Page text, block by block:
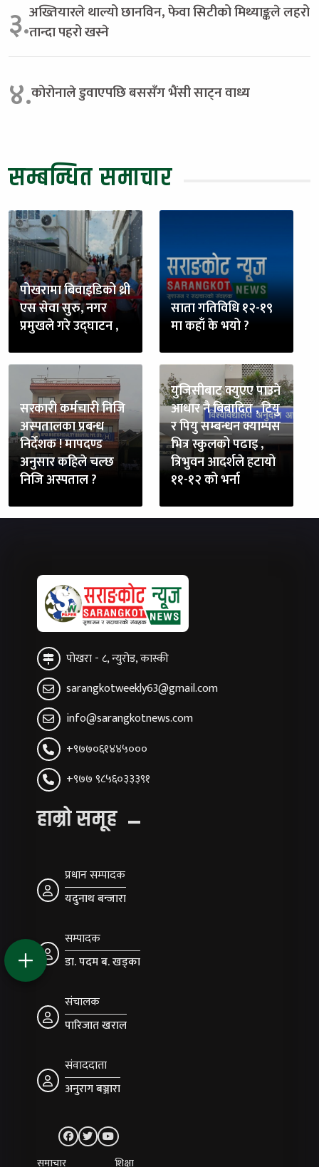
३.अख्तियारले थाल्यो छानविन, फेवा सिटीको मिथ्याङ्कले लहरो
तान्दा पहरो खस्ने
४.कोरोनाले डुवाएपछि बससँग भैंसी साट्न वाध्य
सम्बन्धित समाचार
पोखरामा बिवाइडिको थ्री
एस सेवा सुरु, नगर
प्रमुखले गरे उद्घाटन ,
साता गतिविधि १२-१९
मा कहाँ के भयो ?
सरकारी कर्मचारी निजि
अस्पतालका प्रबन्ध
निर्देशक ! मापदण्ड
अनुसार कहिले चल्छ
निजि अस्पताल ?
युजिसीबाट क्युएए पाउने
आधार नै बिबादित , टियु
र पियु सम्बन्धन क्याम्पस
भित्र स्कुलको पढाइ ,
त्रिभुवन आदर्शले हटायो
११-१२ को भर्ना
पोखरा - ८, न्युरोड, कास्की
sarangkotweekly63@gmail.com
info@sarangkotnews.com
+९७७०६१४४५०००
+९७७ ९८५६०३३३९१
हाम्रो समूह
प्रधान सम्पादक
यदुनाथ बन्जारा
सम्पादक
डा. पदम ब. खड्का
संचालक
पारिजात खराल
संवाददाता
अनुराग बञ्जारा
समाचार शिक्षा